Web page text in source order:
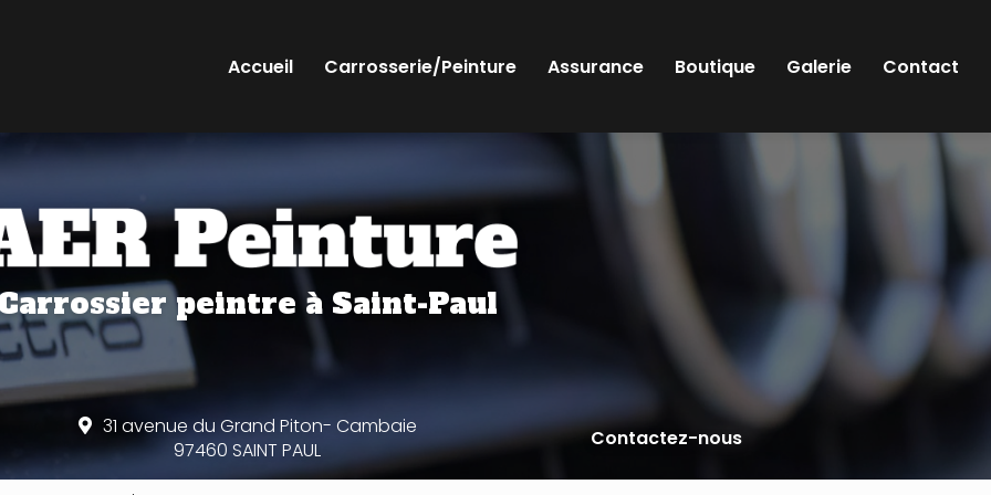
Accueil Carrosserie/Peinture Assurance Boutique Galerie Contact
peintreà Saint-Paul
31 avenue du Grand Piton- Cambaie
97460 SAINT PAUL
Contactez-nous